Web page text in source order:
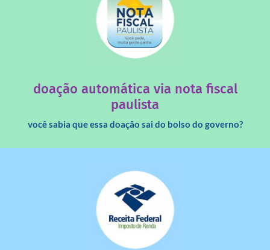
doação automática via nota fiscal
paulista
você sabia que essa doação sai do bolso do governo?
saiba mais
dinheiro deixa de ir para o governo?
saiba mais